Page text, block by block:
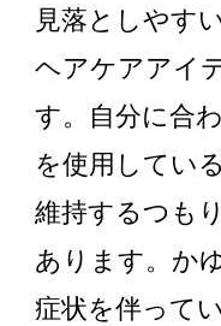
見落としやす
ヘアケアアイ
す。自分に合
を使用してい
維持するつも
あります。か
症状を伴って